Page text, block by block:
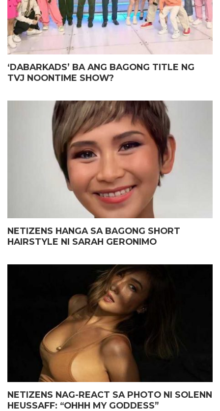
‘DABARKADS’ BA ANG BAGONG TITLE NG
TVJ NOONTIME SHOW?
NETIZENS HANGA SA BAGONG SHORT
HAIRSTYLE NI SARAH GERONIMO
NETIZENS NAG-REACT SA PHOTO NI SOLENN
HEUSSAFF: “OHHH MY GODDESS”